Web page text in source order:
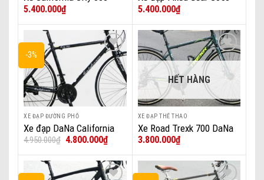
DaNa
5.400.000₫
DaNa
5.400.000₫
-3%
Add to wishlist
XE ĐẠP ĐƯỜNG PHỐ
Xe đạp DaNa California
City 250 sườn nhôm mẫu
2022
4.950.000₫ Giá
là:
4.950.000₫.
4.800.000₫Giá
hiện
tại
là:
4.800.000₫.
Add to wishlist
HẾT HÀNG
XE ĐẠP THỂ THAO
Xe Road Trexk 700 DaNa
3.800.000₫